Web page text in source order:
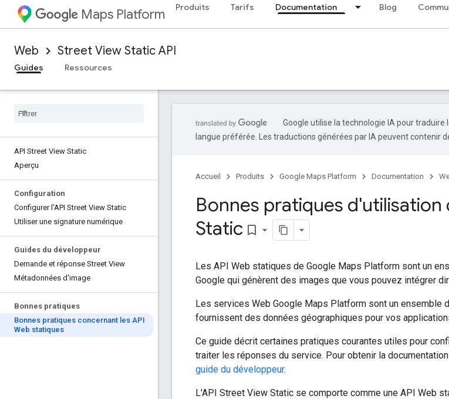
Maps Platform Produits Tarifs Documentation Blog
Web Street View Static API
Guides
Ressources
API Street View Static
Aperçu
Configuration
Configurer l'API Street View Static
Utiliser une signature numérique
Guides du développeur
Demande et réponse Street View
Métadonnées d'image
Bonnes pratiques
Bonnes pratiques concernant les API
Web statiques
Google utilise la technologie IA pour traduire
langue préférée. Les traductions générées par IA peuvent contenir
Accueil Produits Google Maps Platform Documentation
Bonnes pratiques d'utilisation
Static bookmark_border
Les API Web statiques de Google Maps Platform sont un
Google qui génèrent des images que vous pouvez intégrer
Les services Web Google Maps Platform sont un ensemble
fournissent des données géographiques pour vos
Ce guide décrit certaines pratiques courantes utiles pour
traiter les réponses du service. Pour obtenir la
guide du développeur.
L'API Street View Static se comporte comme une API Web